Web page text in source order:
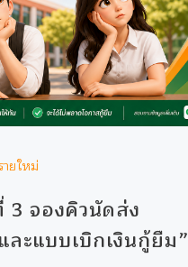
ยใหม่
จองคิวนัดส่ง
ะแบบเบิกเงินกู้ยืม”